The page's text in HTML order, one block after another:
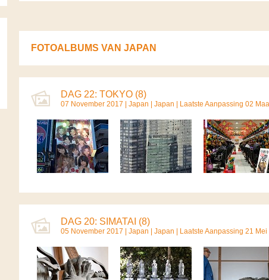
FOTOALBUMS VAN JAPAN
DAG 22: TOKYO (8)
07 November 2017 | Japan Japan | Laatste Aanpassing 02
DAG 20: SIMATAI (8)
05 November 2017 | Japan Japan | Laatste Aanpassing 21